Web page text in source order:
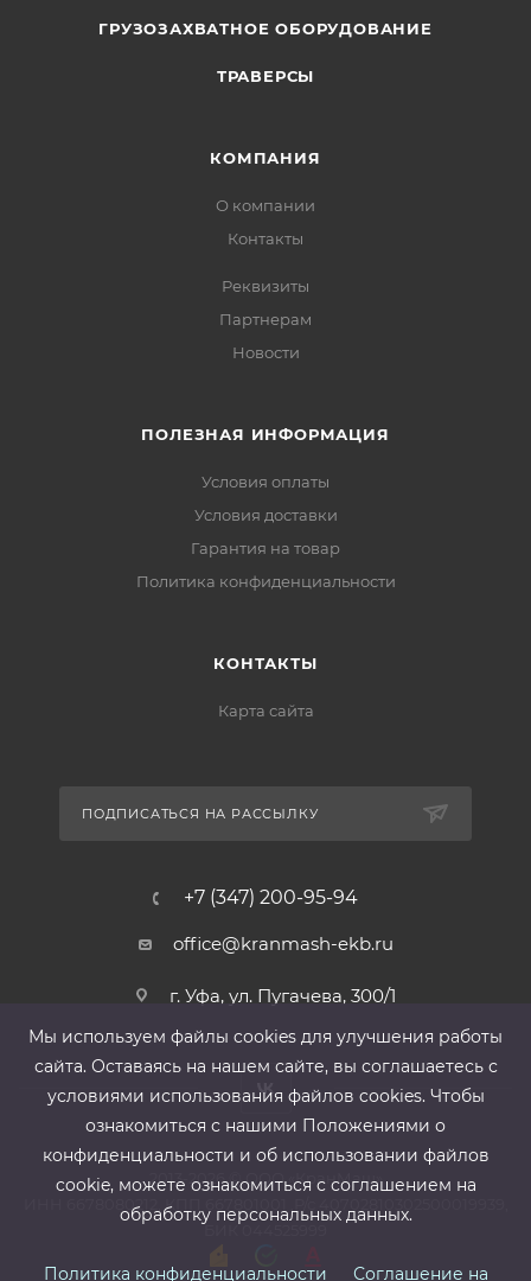
ГРУЗОЗАХВАТНОЕ ОБОРУДОВАНИЕ
ТРАВЕРСЫ
КОМПАНИЯ
О компании
Контакты
Реквизиты
Партнерам
Новости
ПОЛЕЗНАЯ ИНФОРМАЦИЯ
Условия оплаты
Условия доставки
Гарантия на товар
Политика конфиденциальности
КОНТАКТЫ
Карта сайта
ПОДПИСАТЬСЯ НА РАССЫЛКУ
+7 (347) 200-95-94
office@kranmash-ekb.ru
г. Уфа, ул. Пугачева, 300/1
2013-2026 ©ООО «КранМаш»
ИНН 6678080212, КПП 667801001 ,Р/с 40702810302500019939,
БИК 044525999
Мы используем файлы cооkies для улучшения работы
сайта. Оставаясь на нашем сайте, вы соглашаетесь с
условиями использования файлов cооkies. Чтобы
ознакомиться с нашими Положениями о
конфиденциальности и об использовании файлов
cookie, можете ознакомиться с соглашением на
обработку персональных данных.
Политика конфиденциальности Соглашение на